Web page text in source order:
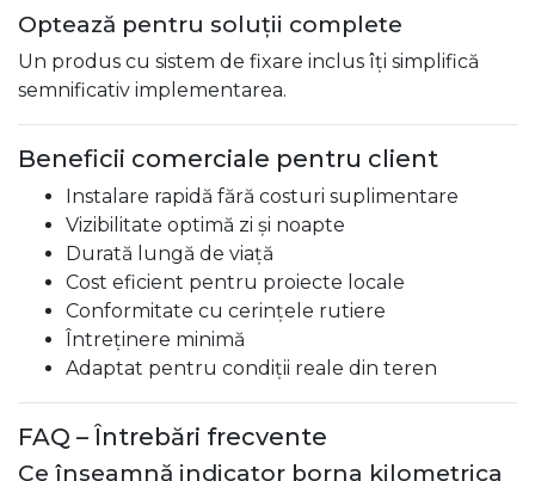
Optează pentru soluții complete
Un produs cu sistem de fixare inclus îți simplifică
semnificativ implementarea.
Beneficii comerciale pentru client
Instalare rapidă fără costuri suplimentare
Vizibilitate optimă zi și noapte
Durată lungă de viață
Cost eficient pentru proiecte locale
Conformitate cu cerințele rutiere
Întreținere minimă
Adaptat pentru condiții reale din teren
FAQ – Întrebări frecvente
Ce înseamnă indicator borna kilometrica